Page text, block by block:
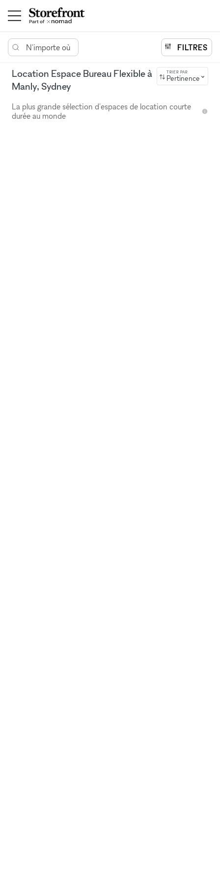
N'importe où FILTRES
Location Espace Bureau Flexible à
Manly, Sydney
TRIER PAR
Pertinence
La plus grande sélection d'espaces de location courte
durée au monde